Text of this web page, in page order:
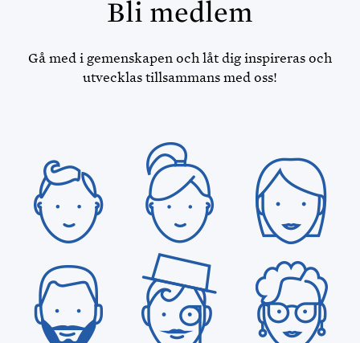
Bli medlem
Gå med i gemenskapen och låt dig inspireras och
utvecklas tillsammans med oss!